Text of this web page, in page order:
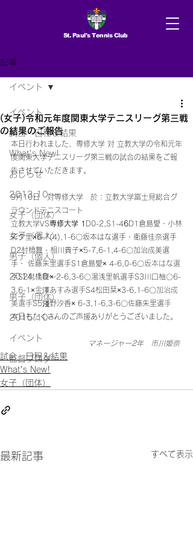
St. Paul's Tennis Club
記事
イベント
試合 日程＆結果
What's New!
おしらせ
2013.10〜
女子（団体）
女子（個人）
男子（個人）
2014.10〜
男子（団体）
2015.10～
イベント
監督ブログ
イベント
(女子)令和元年度関東大学テニスリーグ第三戦
の結果のご報告
本日行われました、専修大学 対 立教大学の令和元年
度関東大学テニスリーグ第三戦の試合の結果をご報
告させていただきます。
9月10日　対専修大学　於：立教大学富士見総合グ
ラウンドテニスコート
立教大学VS専修大学 1 D0-2,S1-46D1倉島愛・小林
彩夕里×6-7(4),1-6〇坂本はな選手・衛藤佳奈選手
D2村橋舞・相川貴子×5-7,6-1,4-6〇加治成美選
手・ 佐藤朱里選手S1倉島愛× 4-6,0-6〇坂本はな選
手S2村橋舞× 2-6,3-6〇湯浅里帆選手S3川口柚〇6-
3,6-1×金澤あすみ選手S4松田栞×3-6,1-6〇加治成
美選手S5淺野汐香× 6-3,1-6,3-6〇佐藤朱里選手
本日もたくさんのご声援ありがとうございました。
マネージャー2年　市川姫奈
試合 日程＆結果
What's New!
女子（団体）
最新記事 すべて表示